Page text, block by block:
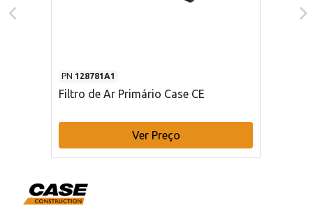
PN 128781A1
Filtro de Ar Primário Case CE
Ver Preço